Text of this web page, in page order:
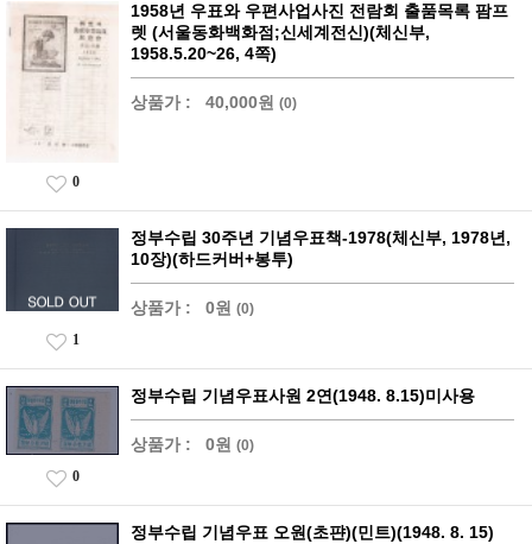
1958년 우표와 우편사업사진 전람회 출품목록 팜프
렛 (서울동화백화점;신세계전신)(체신부,
1958.5.20~26, 4쪽)
상품가 : 40,000원 (0)
0
정부수립 30주년 기념우표책-1978(체신부, 1978년,
10장)(하드커버+봉투)
상품가 : 0원 (0)
1
정부수립 기념우표사원 2연(1948. 8.15)미사용
상품가 : 0원 (0)
0
정부수립 기념우표 오원(초퍈)(민트)(1948. 8. 15)